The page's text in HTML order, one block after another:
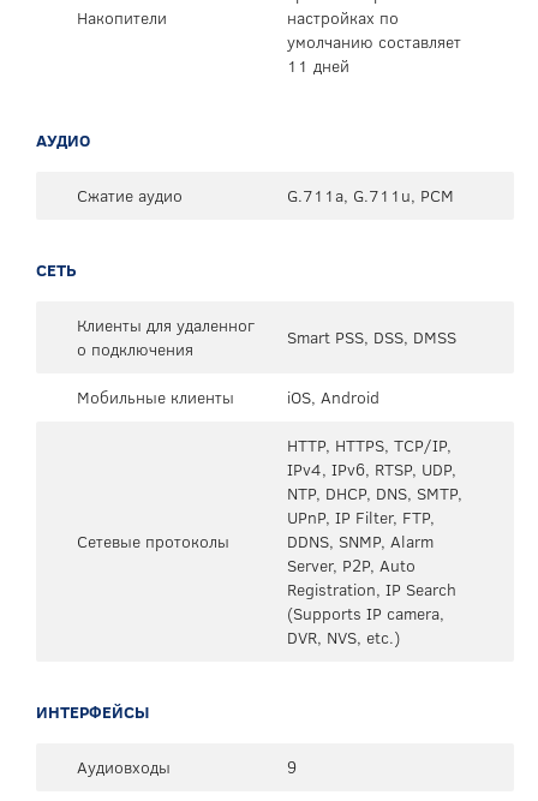
Накопители
настройках по
умолчанию составляет
11 дней
АУДИО
Сжатие аудио G.711a, G.711u, PCM
СЕТЬ
Клиенты для удаленног
о подключения
Smart PSS, DSS, DMSS
Мобильные клиенты iOS, Android
Сетевые протоколы
HTTP, HTTPS, TCP/IP,
IPv4, IPv6, RTSP, UDP,
NTP, DHCP, DNS, SMTP,
UPnP, IP Filter, FTP,
DDNS, SNMP, Alarm
Server, P2P, Auto
Registration, IP Search
(Supports IP camera,
DVR, NVS, etc.)
ИНТЕРФЕЙСЫ
Аудиовходы
9